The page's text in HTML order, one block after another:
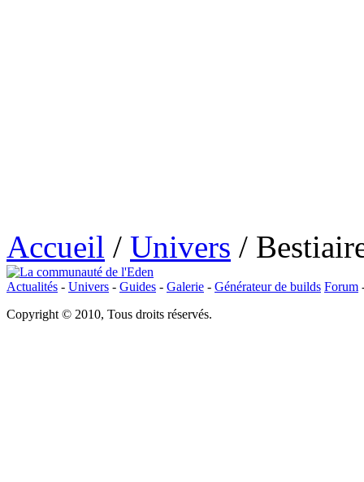
Accueil / Univers /
Actualités - Univers - Guides - Galerie - Générateur de builds Forum
Copyright © 2010, Tous droits réservés.